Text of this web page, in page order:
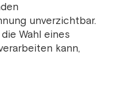
unverzichtbar.
Wahl eines
kann,